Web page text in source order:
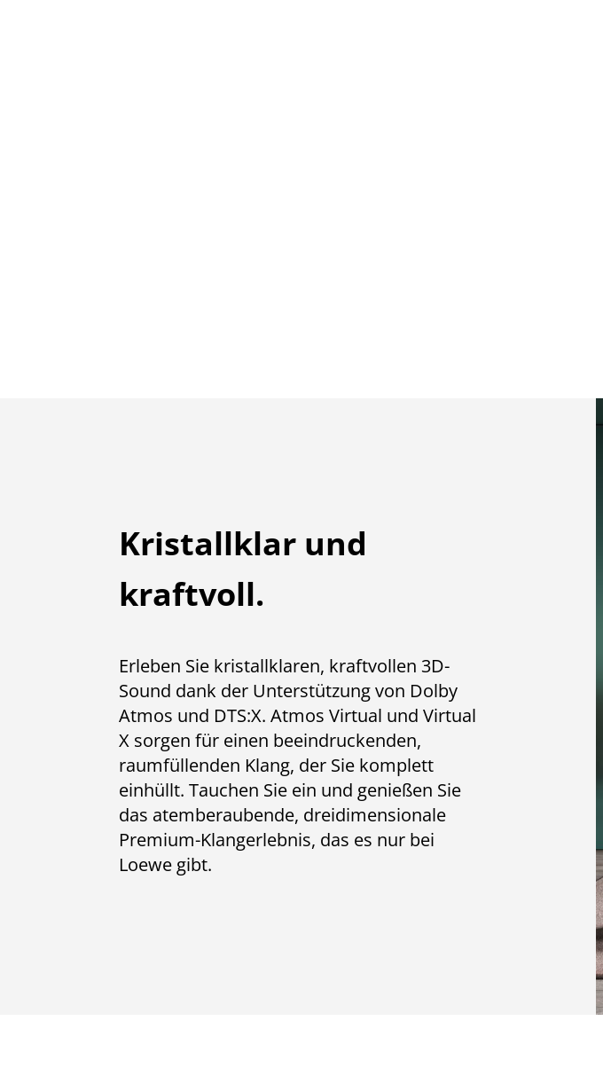
Kristallklar und
kraftvoll.
Erleben Sie kristallklaren, kraftvollen 3D-
Sound dank der Unterstützung von Dolby
Atmos und DTS:X. Atmos Virtual und Virtual
X sorgen für einen beeindruckenden,
raumfüllenden Klang, der Sie komplett
einhüllt. Tauchen Sie ein und genießen Sie
das atemberaubende, dreidimensionale
Premium-Klangerlebnis, das es nur bei
Loewe gibt.